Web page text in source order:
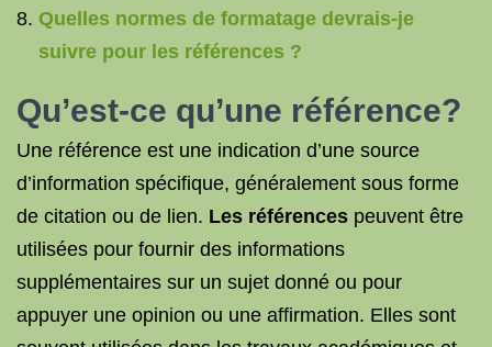
Quelles normes de formatage devrais-je
suivre pour les références ?
Qu’est-ce qu’une référence?
Une référence est une indication d’une source
d’information spécifique, généralement sous forme
de citation ou de lien. Les références peuvent être
utilisées pour fournir des informations
supplémentaires sur un sujet donné ou pour
appuyer une opinion ou une affirmation. Elles sont